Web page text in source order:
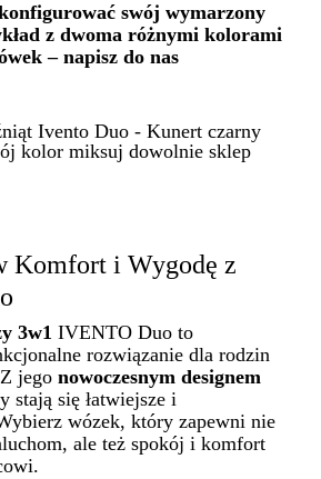
swój wymarzony
z dwoma różnymi kolorami
– napisz do nas
Komfort i Wygodę z
3w1 IVENTO Duo to
rozwiązanie dla rodzin
jego nowoczesnym designem
stają się łatwiejsze i
wózek, który zapewni nie
ale też spokój i komfort